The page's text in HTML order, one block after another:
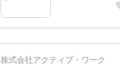
株式会社アクティブ・ワーク